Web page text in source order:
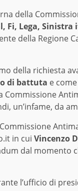
della
Fi, Lega, Sinistra
della Regione
della richiesta
di battuta e
un’infame, da
in cui Vincenzo
dal momento
l’ufficio di